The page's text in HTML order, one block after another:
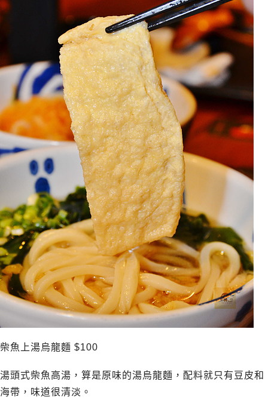
柴魚上湯烏龍麵 $100
湯頭式柴魚高湯，算是原味的湯烏龍麵，配料就只有豆皮和
海帶，味道很清淡。